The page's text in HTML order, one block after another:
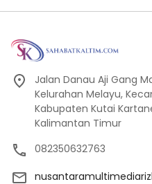
Jalan Danau Aji Gang
Kelurahan Melayu,
Kabupaten Kutai
Kalimantan Timur
082350632763